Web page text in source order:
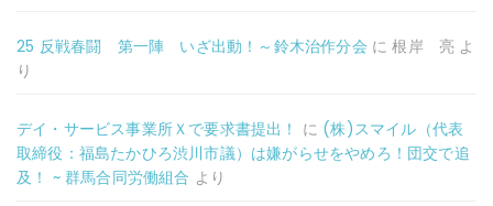
25 反戦春闘 第一陣 いざ出動！～鈴木治作分会 に根岸 亮 よ
り
デイ・サービス事業所Ｘで要求書提出！ に (株)スマイル（代表
取締役：福島たかひろ渋川市議）は嫌がらせをやめろ！団交で追
及！ ~ 群馬合同労働組合 より